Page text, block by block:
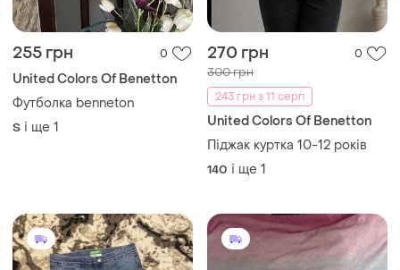
255 грн 0
United Colors Of Benetton
Футболка benneton
S і ще 1
270 грн 0
300 грн
243 грн з 11 серп
United Colors Of Benetton
Піджак куртка 10-12 років
140 і ще 1